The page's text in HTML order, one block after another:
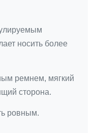
носить более
ремнем, мягкий
сторона.
ровным.